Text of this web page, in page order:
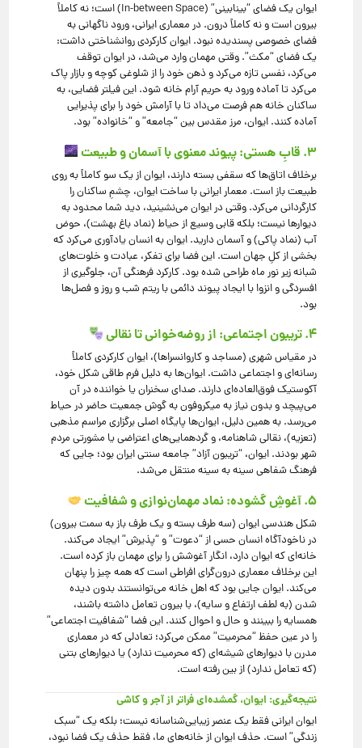
ایوان یک فضای “بینابینی” (In-between Space) است؛ نه کاملاً
بیرون است و نه کاملاً درون. در معماری ایرانی، ورود ناگهانی به
فضای خصوصی پسندیده نبود. ایوان کارکردی روانشناختی داشت:
یک فضای “مکث”. وقتی مهمان وارد می‌شد، در ایوان توقف
می‌کرد، نفسی تازه می‌کرد و ذهن خود را از شلوغی کوچه و بازار پاک
می‌کرد تا آماده ورود به حریم آرام خانه شود. این فیلتر فضایی، به
ساکنان خانه هم فرصت می‌داد تا با آرامش خود را برای پذیرایی
آماده کنند. ایوان، مرز مقدس بین “جامعه” و “خانواده” بود.
۳. قابِ هستی: پیوند معنوی با آسمان و طبیعت
برخلاف اتاق‌ها که سقفی بسته دارند، ایوان از یک سو کاملاً به روی
طبیعت باز است. معمار ایرانی با ساخت ایوان، چشمِ ساکنان را
کارگردانی می‌کرد. وقتی در ایوان می‌نشینید، دید شما محدود به
دیوارها نیست؛ بلکه قابی وسیع از حیاط (نماد باغ بهشت)، حوض
آب (نماد پاکی) و آسمان دارید. ایوان به انسان یادآوری می‌کرد که
بخشی از کلِ جهان است. این فضا برای تفکر، عبادت و خلوت‌های
شبانه زیر نور ماه طراحی شده بود. کارکرد فرهنگی آن، جلوگیری از
افسردگی و انزوا با ایجاد پیوند دائمی با ریتم شب و روز و فصل‌ها
بود.
۴. تریبون اجتماعی: از روضه‌خوانی تا نقالی
در مقیاس شهری (مساجد و کاروانسراها)، ایوان کارکردی کاملاً
رسانه‌ای و اجتماعی داشت. ایوان‌ها به دلیل فرم طاقی شکل خود،
آکوستیک فوق‌العاده‌ای دارند. صدای سخنران یا خواننده در آن
می‌پیچد و بدون نیاز به میکروفون به گوش جمعیت حاضر در حیاط
می‌رسد. به همین دلیل، ایوان‌ها پایگاه اصلی برگزاری مراسم مذهبی
(تعزیه)، نقالی شاهنامه، و گردهمایی‌های اعتراضی یا مشورتی مردم
شهر بودند. ایوان، “تریبون آزاد” جامعه سنتی ایران بود؛ جایی که
فرهنگ شفاهی سینه به سینه منتقل می‌شد.
۵. آغوشِ گشوده: نماد مهمان‌نوازی و شفافیت
شکل هندسی ایوان (سه طرف بسته و یک طرف باز به سمت بیرون)
در ناخودآگاه انسان حسی از “دعوت” و “پذیرش” ایجاد می‌کند.
خانه‌ای که ایوان دارد، انگار آغوشش را برای مهمان باز کرده است.
این برخلاف معماری درون‌گرای افراطی است که همه چیز را پنهان
می‌کند. ایوان جایی بود که اهل خانه می‌توانستند بدون دیده
شدن (به لطف ارتفاع و سایه)، با بیرون تعامل داشته باشند،
همسایه را ببینند و حال و احوال کنند. این فضا “شفافیت اجتماعی”
را در عین حفظ “محرمیت” ممکن می‌کرد؛ تعادلی که در معماری
مدرن با دیوارهای شیشه‌ای (که محرمیت ندارد) یا دیوارهای بتنی
(که تعامل ندارد) از بین رفته است.
نتیجه‌گیری: ایوان، گمشده‌ای فراتر از آجر و کاشی
ایوان ایرانی فقط یک عنصر زیبایی‌شناسانه نیست؛ بلکه یک “سبک
زندگی” است. حذف ایوان از خانه‌های ما، فقط حذف یک فضا نبود،